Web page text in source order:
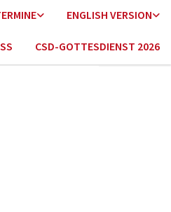
ENGLISH VERSION
CSD-GOTTESDIENST 2026